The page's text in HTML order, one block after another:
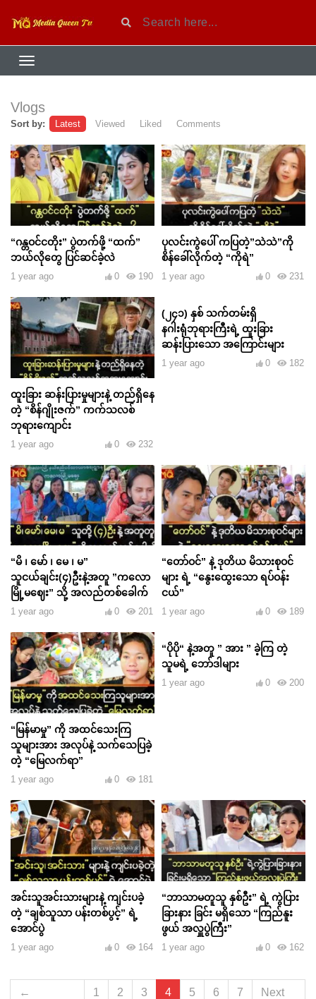
Vlogs
Sort by: Latest Viewed Liked Comments
“ဂန္တဝင်ငတိုး” ပွဲတက်ဖို့ “ထက်”
ဘယ်လိုတွေ ပြင်ဆင်ခဲ့လဲ
1 year ago 190
0
ပုလင်းကွဲပေါ် ကပြတဲ့”သဲသဲ”ကို
စိန်ခေါ်လိုက်တဲ့ “ကိုရဲ”
1 year ago 231
0
ထူးခြား ဆန်းပြားမှုများနဲ့ တည်ရှိနေ
တဲ့ “စိန်ဂျိုးဇက်” ကက်သလစ်
ဘုရားကျောင်း
1 year ago 232
0
(၂၄၁) နှစ် သက်တမ်းရှိ
နဂါးရုံဘုရားကြီးရဲ့ ထူးခြား
ဆန်းပြားသော အကြောင်းများ
1 year ago 182
0
“မိ ၊ မော် ၊ မေ ၊ မ”
သူငယ်ချင်း(၄)ဦးနဲ့အတူ ”ကလော
မြို့မဈေး” သို့ အလည်တစ်ခေါက်
1 year ago 201
0
“တော်ဝင်” နဲ့ ဒုတိယ မိသားစုဝင်
များ ရဲ့ “နွေးထွေးသော ရပ်ဝန်း
ငယ်”
1 year ago 189
0
“မြန်မာမှု” ကို အထင်သေးကြ
သူများအား အလုပ်နဲ့ သက်သေပြခဲ့
တဲ့ “မြေလက်ရာ”
1 year ago 181
0
“ပိုပို“ နဲ့အတူ ” အား ” ခဲ့ကြ တဲ့
သူမရဲ့ ဘော်ဒါများ
1 year ago 200
0
အင်းသူအင်းသားများနဲ့ ကျင်းပခဲ့
တဲ့ “ချစ်သူသာ ပန်းတစ်ပွင့်” ရဲ့
အောင်ပွဲ
1 year ago 164
0
“ဘာသာမတူသူ နှစ်ဦး” ရဲ့ ကွဲပြား
ခြားနား ခြင်း မရှိသော “ကြည်နူး
ဖွယ် အလှူပွဲကြီး”
1 year ago 162
0
←
1 2 3 4 5 6 7
Next